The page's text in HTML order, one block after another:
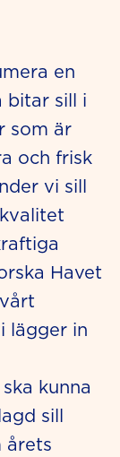
en
bitar sill i
som är
och frisk
vi sill
Havet
lägger in
kunna
sill
årets